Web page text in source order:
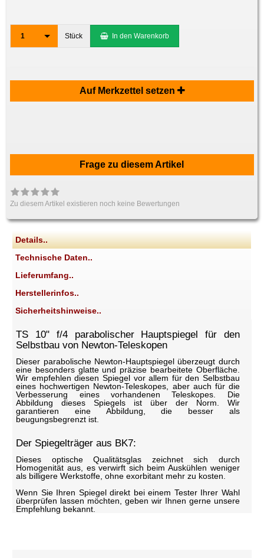
1 Stück In den Warenkorb
Auf Merkzettel setzen
Frage zu diesem Artikel
Zu diesem Artikel existieren noch keine Bewertungen
Details..
Technische Daten..
Lieferumfang..
Herstellerinfos..
Sicherheitshinweise..
TS 10" f/4 parabolischer Hauptspiegel für den
Selbstbau von Newton-Teleskopen
Dieser parabolische Newton-Hauptspiegel überzeugt durch
eine besonders glatte und präzise bearbeitete Oberfläche.
Wir empfehlen diesen Spiegel vor allem für den Selbstbau
eines hochwertigen Newton-Teleskopes, aber auch für die
Verbesserung eines vorhandenen Teleskopes. Die
Abbildung dieses Spiegels ist über der Norm. Wir
garantieren eine Abbildung, die besser als
beugungsbegrenzt ist.
Der Spiegelträger aus BK7:
Dieses optische Qualitätsglas zeichnet sich durch
Homogenität aus, es verwirft sich beim Auskühlen weniger
als billigere Werkstoffe, ohne exorbitant mehr zu kosten.
Wenn Sie Ihren Spiegel direkt bei einem Tester Ihrer Wahl
überprüfen lassen möchten, geben wir Ihnen gerne unsere
Empfehlung bekannt.